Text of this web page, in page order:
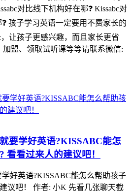
对比线下机构好在哪❓ Kissabc对
孩子学习英语一定要用不费家长的
让孩子更感兴趣，而且家长更省
加盟、领取试听课等等请联系微信:
要学好英语?KISSABC能怎
看看过来人的建议吧！
好英语?KISSABC能怎么帮助孩子
议吧！ 作者: 小K 先看几张聊天截